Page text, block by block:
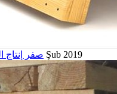
صفر إنتاج 23 Şub 2019